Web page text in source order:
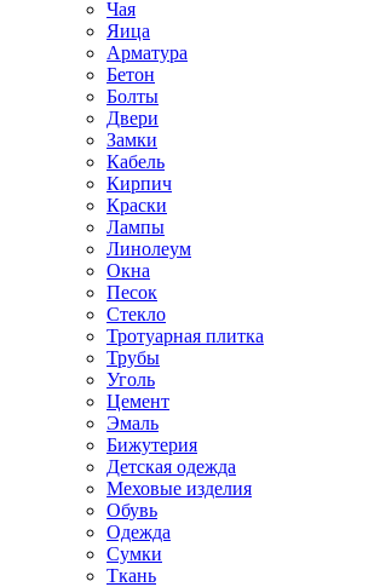
Чая
Яица
Арматура
Бетон
Болты
Двери
Замки
Кабель
Кирпич
Краски
Лампы
Линолеум
Окна
Песок
Стекло
Тротуарная плитка
Трубы
Уголь
Цемент
Эмаль
Бижутерия
Детская одежда
Меховые изделия
Обувь
Одежда
Сумки
Ткань